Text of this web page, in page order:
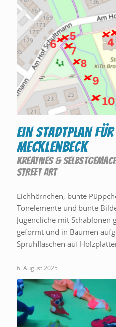
Ein Stadtplan
Mecklenbeck
KREATIVES &
STREET ART
Eichhörnchen, bunte
Tonelemente und bunte
Jugendliche mit Schablonen
geformt und in Bäumen
Sprühflaschen auf
6. August 2025